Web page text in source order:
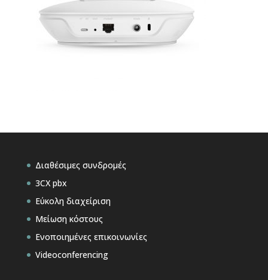
Διαθέσιμες συνδρομές
3CX pbx
Εύκολη διαχείριση
Μείωση κόστους
Ενοποιημένες επικοινωνίες
Videoconferencing